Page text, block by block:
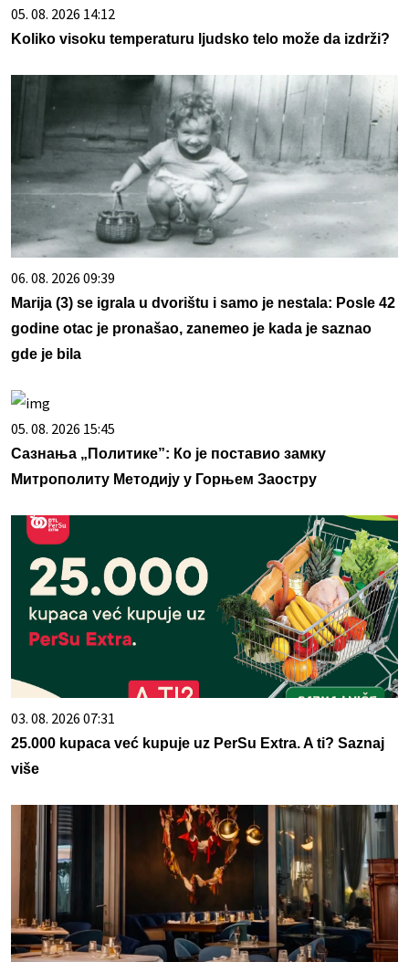
05. 08. 2026 14:12
Koliko visoku temperaturu ljudsko telo može da izdrži?
06. 08. 2026 09:39
Marija (3) se igrala u dvorištu i samo je nestala: Posle 42
godine otac je pronašao, zanemeo je kada je saznao
gde je bila
05. 08. 2026 15:45
Сазнања „Политике”: Ко је поставио замку
Митрополиту Методију у Горњем Заостру
03. 08. 2026 07:31
25.000 kupaca već kupuje uz PerSu Extra. A ti? Saznaj
više